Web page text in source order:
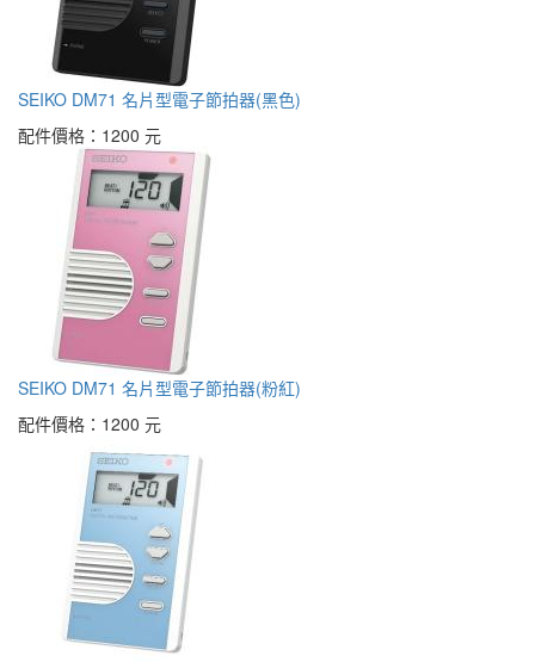
SEIKO DM71 名片型電子節拍器(黑色)
配件價格： 1200 元
SEIKO DM71 名片型電子節拍器(粉紅)
配件價格： 1200 元